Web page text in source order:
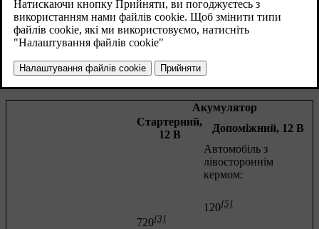
Детальніше про акумулятор стартера авто, див.Використання
іншого акумулятора для запуску авто
У наступній таблиці наведені характеристики акумулятора
стартера і допоміжного акумулятора в авто з функцією
Start/Stop.
Акумулятор
Стартерний,
12 В
Допоміжний, 12 В
720[3]
Автомобіль з
лівостороннім
кермом:
120[5]